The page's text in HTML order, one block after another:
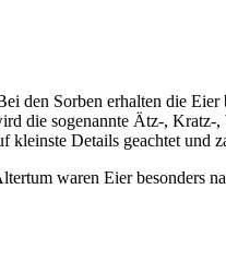
den Sorben erhalten die
die sogenannte Ätz-, Kratz-
Details geachtet und
waren Eier besonders